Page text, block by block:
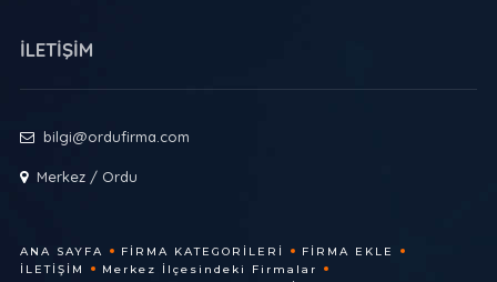
İLETİŞİM
bilgi@ordufirma.com
Merkez / Ordu
ANA SAYFA FIRMA KATEGORILERI
FIRMA EKLE
İLETIŞIM
Merkez İlçesindeki Firmalar